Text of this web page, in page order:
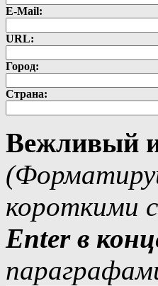
E-Mail:
URL:
Город:
Страна:
Вежливый
короткими
Еnter в